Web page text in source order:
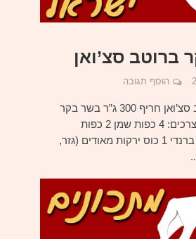
ברוטב סצ’ואן
הוסף תגובה
רצועות בקר ברוטב סצ’ואן חריף 300 ג”ר בשר בקר
סינטה או פילההמצרכים: 4 כפות שמן 2 כפות
רוטב-סויה 2 כפות ברנדי 1 כוס ירקות מאודים (גזר,